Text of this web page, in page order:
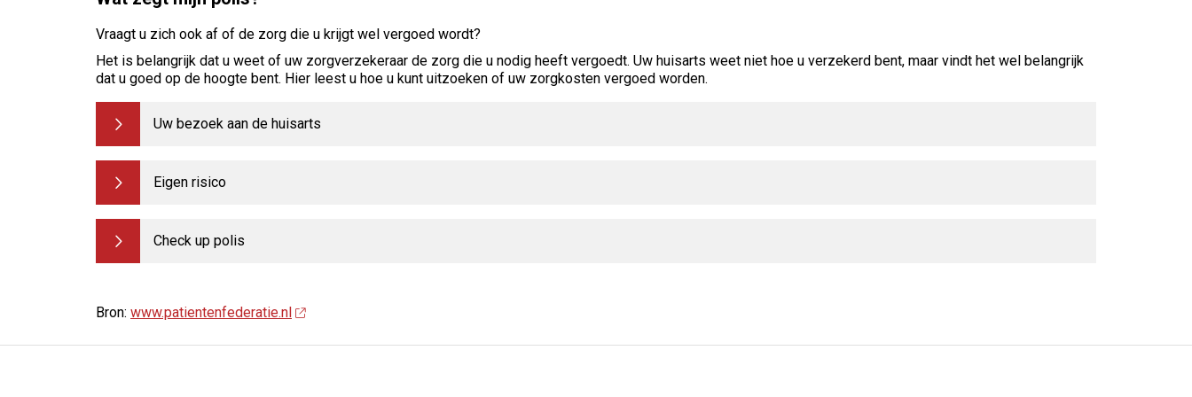
Vraagt u zich ook af of de zorg die u krijgt wel vergoed wordt?
Het is belangrijk dat u weet of uw zorgverzekeraar de zorg die u nodig heeft vergoedt. Uw huisarts weet niet hoe u verzekerd bent, maar vindt het wel belangrijk
dat u goed op de hoogte bent. Hier leest u hoe u kunt uitzoeken of uw zorgkosten vergoed worden.
Uw bezoek aan de huisarts
Eigen risico
Check up polis
Bron: www.patientenfederatie.nl